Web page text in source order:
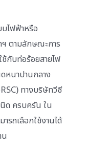
ไฟฟ้าหรือ
ตามลักษณะการ
กับท่อร้อยสายไฟ
หนาปานกลาง
ทางบริษัทวีซี
ด ครบครัน ใน
รถเลือกใช้งานได้